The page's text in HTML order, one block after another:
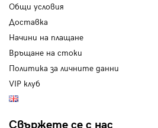
Общи условия
Доставка
Начини на плащане
Връщане на стоки
Политика за личните данни
VIP клуб
Свържете се с нас